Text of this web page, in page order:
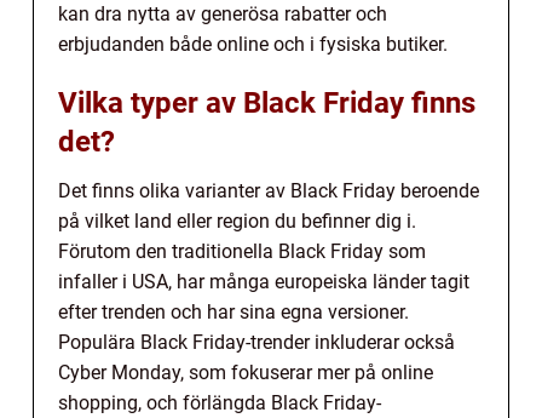
kan dra nytta av generösa rabatter och
erbjudanden både online och i fysiska butiker.
Vilka typer av Black Friday finns
det?
Det finns olika varianter av Black Friday beroende
på vilket land eller region du befinner dig i.
Förutom den traditionella Black Friday som
infaller i USA, har många europeiska länder tagit
efter trenden och har sina egna versioner.
Populära Black Friday-trender inkluderar också
Cyber Monday, som fokuserar mer på online
shopping, och förlängda Black Friday-